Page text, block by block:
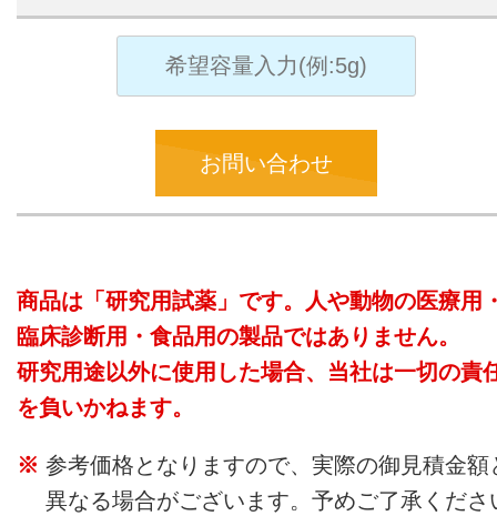
お問い合わせ
商品は「研究用試薬」です。人や動物の医療用
臨床診断用・食品用の製品ではありません。
研究用途以外に使用した場合、当社は一切の責
を負いかねます。
参考価格となりますので、実際の御見積金額
異なる場合がございます。予めご了承くださ